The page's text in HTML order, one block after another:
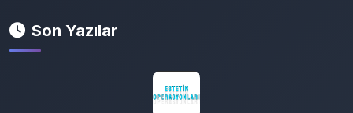
Son Yazılar